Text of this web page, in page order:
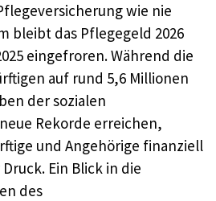
wie nie
bleibt das Pflegegeld 2026
eingefroren. Während die
auf rund 5,6 Millionen
der sozialen
Rekorde erreichen,
und Angehörige finanziell
Ein Blick in die
des